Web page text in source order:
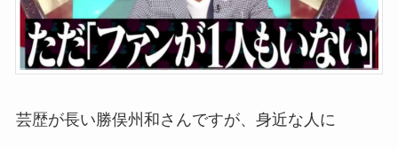
芸歴が長い勝俣州和さんですが、身近な人に